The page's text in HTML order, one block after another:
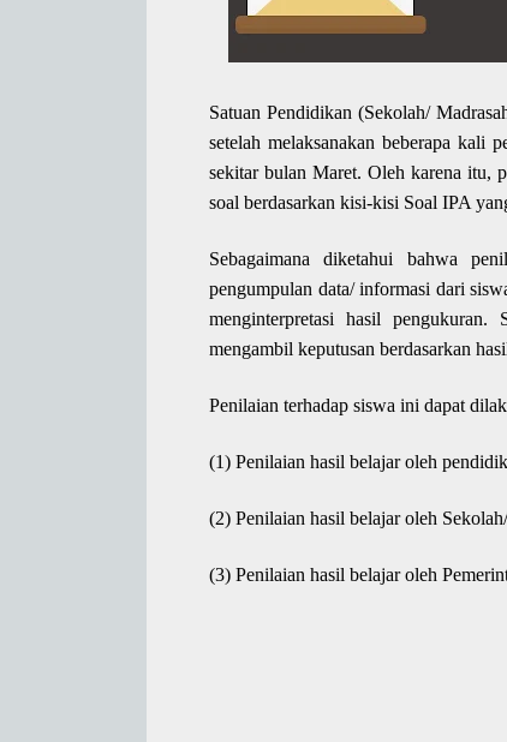
Satuan Pendidikan (Sekolah/
setelah melaksanakan beberapa kali
sekitar bulan Maret. Oleh karena itu,
soal berdasarkan kisi-kisi Soal IPA
Sebagaimana diketahui bahwa
pengumpulan data/ informasi dari
menginterpretasi hasil
mengambil keputusan berdasarkan
Penilaian terhadap siswa ini dapat
(1) Penilaian hasil belajar oleh
(2) Penilaian hasil belajar oleh
(3) Penilaian hasil belajar oleh